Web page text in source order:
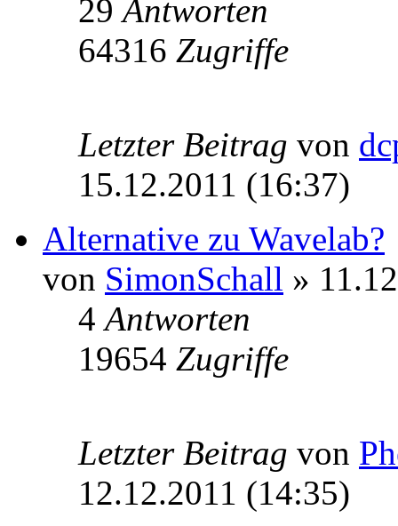
29Antworten
64316 Zugriffe
Letzter Beitrag von
15.12.2011 (16:37)
Alternative zu Wavelab?
von SimonSchall »
4Antworten
19654 Zugriffe
Letzter Beitrag von
12.12.2011 (14:35)